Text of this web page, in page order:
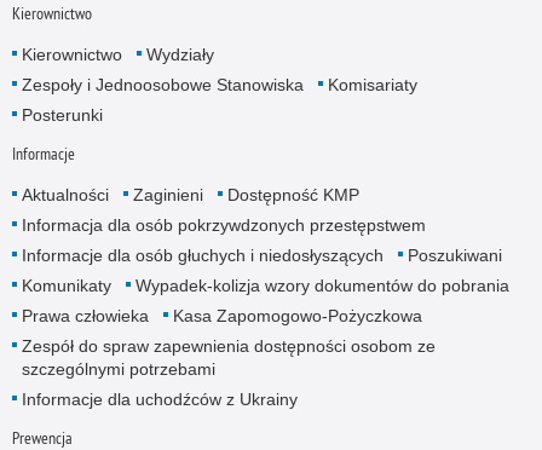
Kierownictwo
Kierownictwo
Wydziały
Zespoły i Jednoosobowe Stanowiska
Komisariaty
Posterunki
Informacje
Aktualności Zaginieni
Dostępność KMP
Informacja dla osób pokrzywdzonych przestępstwem
Informacje dla osób głuchych i niedosłyszących
Poszukiwani
Komunikaty
Wypadek-kolizja wzory dokumentów do pobrania
Prawa człowieka
Kasa Zapomogowo-Pożyczkowa
Zespół do spraw zapewnienia dostępności osobom ze
szczególnymi potrzebami
Informacje dla uchodźców z Ukrainy
Prewencja